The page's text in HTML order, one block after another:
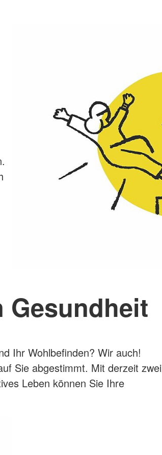
Gesundheit
Ihr Wohlbefinden? Wir auch!
Sie abgestimmt. Mit derzeit zwei
Leben können Sie Ihre